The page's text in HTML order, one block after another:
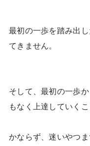
最初の一歩を踏み出
てきません。
そして、最初の一歩
もなく上達していく
かならず、迷いやつ